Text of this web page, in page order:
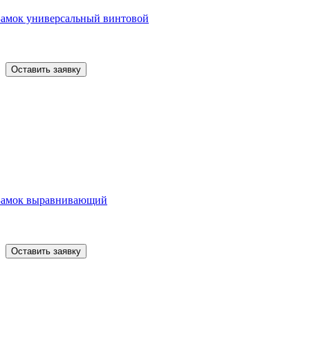
универсальный винтовой
Оставить заявку
выравнивающий
Оставить заявку